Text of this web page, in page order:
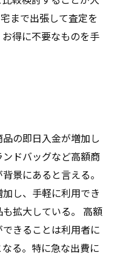
まで出張して査定を
得に不要なものを手
の即日入金が増加し
ドバッグなど高額商
景にあると言える。
し、手軽に利用でき
拡大している。 高額
きることは利用者に
る。特に急な出費に